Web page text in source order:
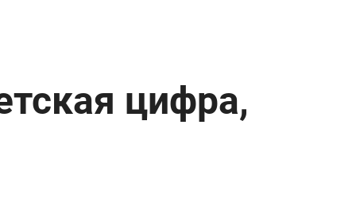
цифра,